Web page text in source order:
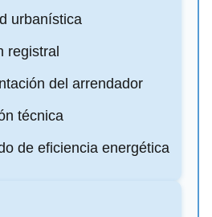
urbanística
registral
del arrendador
técnica
de eficiencia energética